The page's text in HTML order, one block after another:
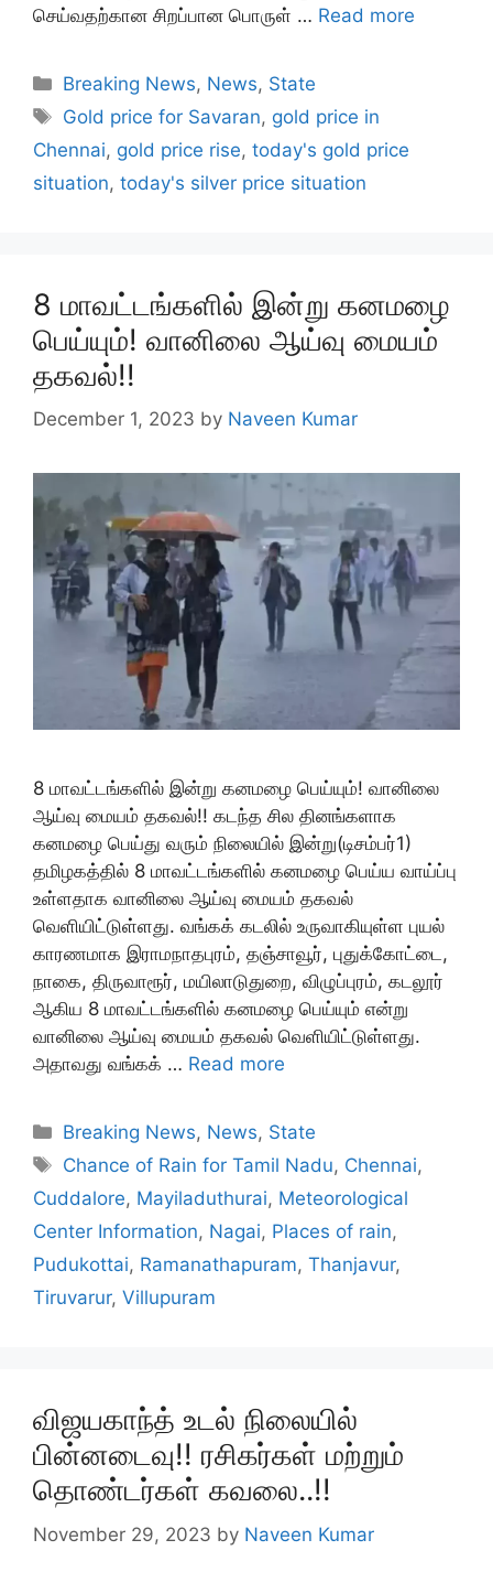
செய்வதற்கான சிறப்பான பொருள் … Read more
Categories
Breaking News, News, State
Tags
Gold price for Savaran, gold price in
Chennai, gold price rise, today's gold price
situation, today's silver price situation
8 மாவட்டங்களில் இன்று கனமழை
பெய்யும்! வானிலை ஆய்வு மையம்
தகவல்!!
December 1, 2023 by Naveen Kumar
8 மாவட்டங்களில் இன்று கனமழை பெய்யும்! வானிலை
ஆய்வு மையம் தகவல்!! கடந்த சில தினங்களாக
கனமழை பெய்து வரும் நிலையில் இன்று(டிசம்பர்1)
தமிழகத்தில் 8 மாவட்டங்களில் கனமழை பெய்ய வாய்ப்பு
உள்ளதாக வானிலை ஆய்வு மையம் தகவல்
வெளியிட்டுள்ளது. வங்கக் கடலில் உருவாகியுள்ள புயல்
காரணமாக இராமநாதபுரம், தஞ்சாவூர், புதுக்கோட்டை,
நாகை, திருவாரூர், மயிலாடுதுறை, விழுப்புரம், கடலூர்
ஆகிய 8 மாவட்டங்களில் கனமழை பெய்யும் என்று
வானிலை ஆய்வு மையம் தகவல் வெளியிட்டுள்ளது.
அதாவது வங்கக் … Read more
Categories
Breaking News, News, State
Tags
Chance of Rain for Tamil Nadu, Chennai,
Cuddalore, Mayiladuthurai, Meteorological
Center Information, Nagai, Places of rain,
Pudukottai, Ramanathapuram, Thanjavur,
Tiruvarur, Villupuram
விஜயகாந்த் உடல் நிலையில்
பின்னடைவு!! ரசிகர்கள் மற்றும்
தொண்டர்கள் கவலை..!!
November 29, 2023 by Naveen Kumar